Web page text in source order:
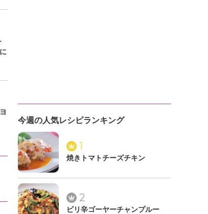
今週の人気レシピランキング
1
焼きトマトチーズチキン
2
ピリ辛ゴーヤーチャンプルー